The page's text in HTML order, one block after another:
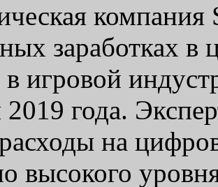
компания
заработках
в игровой
2019 года.
на
высокого